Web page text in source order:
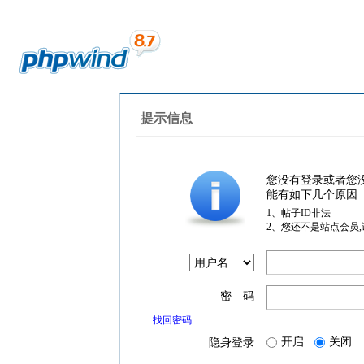
提示信息
您没有登录或者您
能有如下几个原因
1、帖子ID非法
2、您还不是站点会员
密 码
找回密码
隐身登录 开启 关闭